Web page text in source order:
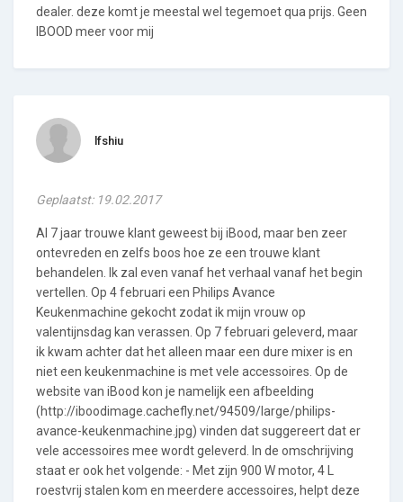
dealer. deze komt je meestal wel tegemoet qua prijs. Geen
IBOOD meer voor mij
lfshiu
Geplaatst: 19.02.2017
Al 7 jaar trouwe klant geweest bij iBood, maar ben zeer
ontevreden en zelfs boos hoe ze een trouwe klant
behandelen. Ik zal even vanaf het verhaal vanaf het begin
vertellen. Op 4 februari een Philips Avance
Keukenmachine gekocht zodat ik mijn vrouw op
valentijnsdag kan verassen. Op 7 februari geleverd, maar
ik kwam achter dat het alleen maar een dure mixer is en
niet een keukenmachine is met vele accessoires. Op de
website van iBood kon je namelijk een afbeelding
(http://iboodimage.cachefly.net/94509/large/philips-
avance-keukenmachine.jpg) vinden dat suggereert dat er
vele accessoires mee wordt geleverd. In de omschrijving
staat er ook het volgende: - Met zijn 900 W motor, 4 L
roestvrij stalen kom en meerdere accessoires, helpt deze